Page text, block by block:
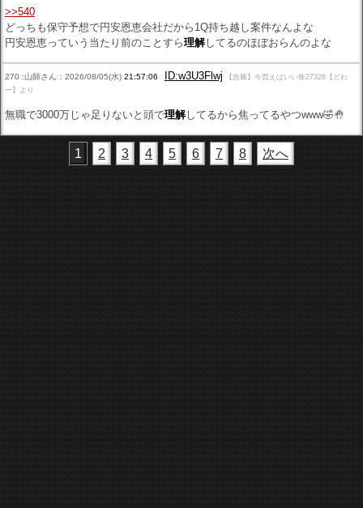
>>540
どっちも保守予想で円安恩恵会社だから1Q持ち越し案件なんよな
円安恩恵っていう当たり前のことすら理解してるのほぼおらんのよな
270 :山師さん：2026/08/05(水) 21:57:06 ID:w3U3Flwj
【急騰】今買えばいい株27326【どわ
ー】より
無職で3000万じゃ足りないと頭で理解してるから焦ってるやつwww🤣🤚
1 2 3 4 5 6 7 8 次へ